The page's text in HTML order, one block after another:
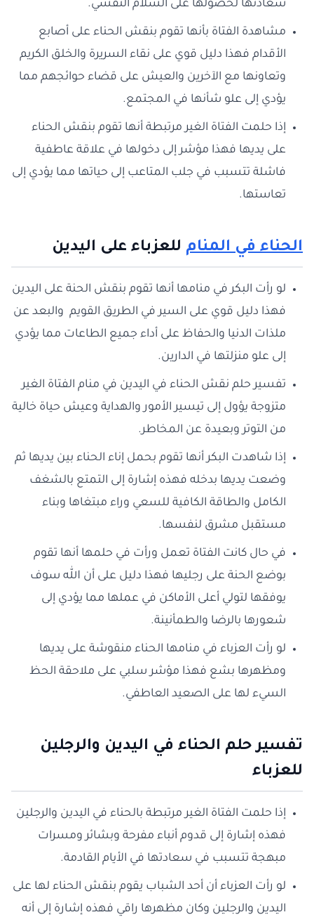
سعادتها لحصولها على السلام النفسي.
مشاهدة الفتاة بأنها تقوم بنقش الحناء على أصابع
الأقدام فهذا دليل قوي على نقاء السريرة والخلق الكريم
وتعاونها مع الآخرين والعيش على قضاء حوائجهم مما
يؤدي إلى علو شأنها في المجتمع.
إذا حلمت الفتاة الغير مرتبطة أنها تقوم بنقش الحناء
على يديها فهذا مؤشر إلى دخولها في علاقة عاطفية
فاشلة تتسبب في جلب المتاعب إلى حياتها مما يؤدي إلى
تعاستها.
الحناء في المنام للعزباء على اليدين
لو رأت البكر في منامها أنها تقوم بنقش الحنة على اليدين
فهذا دليل قوي على السير في الطريق القويم والبعد عن
ملذات الدنيا والحفاظ على أداء جميع الطاعات مما يؤدي
إلى علو منزلتها في الدارين.
تفسير حلم نقش الحناء في اليدين في منام الفتاة الغير
متزوجة يؤول إلى تيسير الأمور والهداية وعيش حياة خالية
من التوتر وبعيدة عن المخاطر.
إذا شاهدت البكر أنها تقوم بحمل إناء الحناء بين يديها ثم
وضعت يديها بدخله فهذه إشارة إلى التمتع بالشغف
الكامل والطاقة الكافية للسعي وراء مبتغاها وبناء
مستقبل مشرق لنفسها.
في حال كانت الفتاة تعمل ورأت في حلمها أنها تقوم
بوضع الحنة على رجليها فهذا دليل على أن الله سوف
يوفقها لتولي أعلى الأماكن في عملها مما يؤدي إلى
شعورها بالرضا والطمأنينة.
لو رأت العزباء في منامها الحناء منقوشة على يديها
ومظهرها بشع فهذا مؤشر سلبي على ملاحقة الحظ
السيء لها على الصعيد العاطفي.
تفسير حلم الحناء في اليدين والرجلين
للعزباء
إذا حلمت الفتاة الغير مرتبطة بالحناء في اليدين والرجلين
فهذه إشارة إلى قدوم أنباء مفرحة وبشائر ومسرات
مبهجة تتسبب في سعادتها في الأيام القادمة.
لو رأت العزباء أن أحد الشباب يقوم بنقش الحناء لها على
اليدين والرجلين وكان مظهرها راقي فهذه إشارة إلى أنه